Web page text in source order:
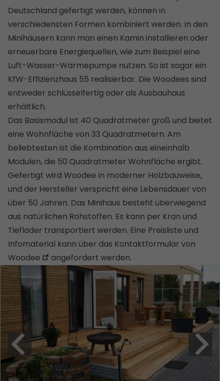
Deutschland gefertigt werden, können in
verschiedensten Formen kombiniert werden. In den
Minihäusern kann man einen Kamin installieren oder
erneuerbare Energiequellen, wie zum Beispiel eine
Luft-Wasser-Wärmepumpe nutzen. So ist sogar ein
KfW-Effizienzhaus 55 realisierbar. Die Woodees sind
entweder schlüsselfertig oder als Ausbauhaus
erhältlich.
Das Basismodul ist 40 Quadratmeter groß und bietet
eine Wohnfläche von 33 Quadratmetern. Am
beliebtesten ist die Kombination aus eineinhalb
Modulen, die 50 Quadratmeter Wohnfläche ergibt.
Gefertigt wird Woodee in moderner Holzbauweise,
und der Hersteller verspricht eine Lebensdauer von
über 50 Jahren. Das Minihaus besteht überwiegend
aus natürlichen Rohstoffen. Es kann per Kran und
Tieflader transportiert werden. Eine Preisliste und
Infomaterial kann über das Kontaktformular von
Woodee
angefordert werden.